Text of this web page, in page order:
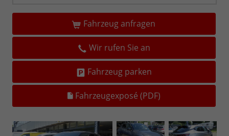
Fahrzeug anfragen
Wir rufen Sie an
Fahrzeug parken
Fahrzeugexposé (PDF)